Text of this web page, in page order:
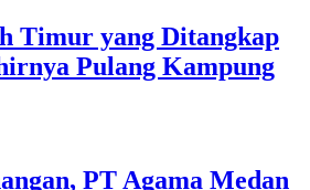
Timur yang Ditangkap
Pulang Kampung
PT Agama Medan